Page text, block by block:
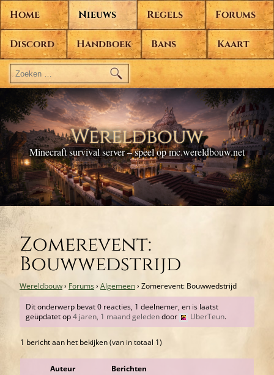
Home Nieuws Regels Forums
Discord Handboek Bans
Kaart
Zoeken
naar:
Wereldbouw
Minecraft survival server – speel op mc.wereldbouw.net
Zomerevent:
Bouwwedstrijd
Wereldbouw› Forums› Algemeen› Zomerevent: Bouwwedstrijd
Dit onderwerp bevat 0 reacties, 1 deelnemer, en is laatst
geüpdatet op4 jaren, 1 maand geledendoor UberTeun.
1 bericht aan het bekijken (van in totaal 1)
Auteur
Berichten